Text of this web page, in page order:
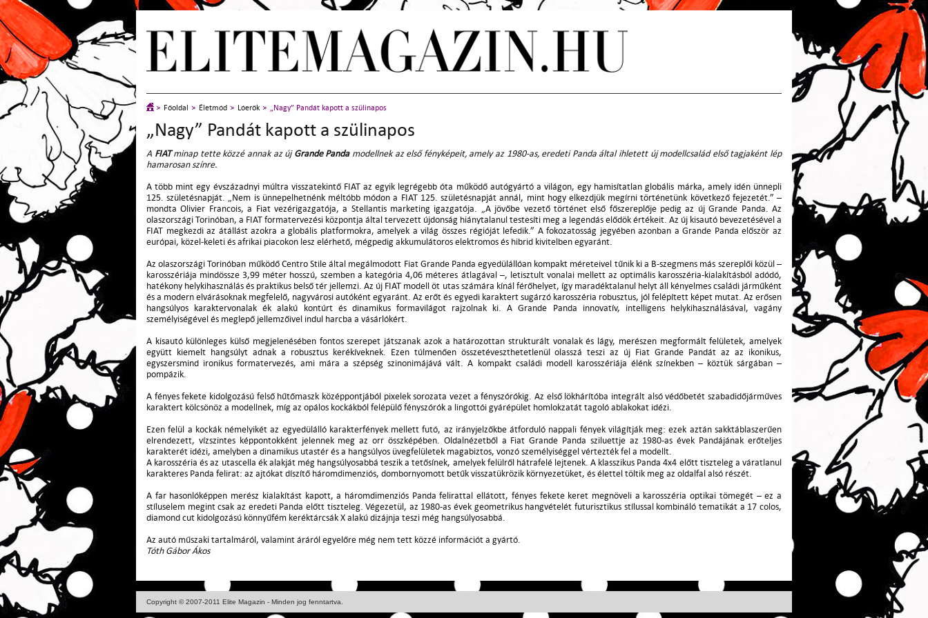
Főoldal Életmód Lóerők „Nagy” Pandát kapott a szülinapos
„Nagy” Pandát kapott a szülinapos
A FIATminap tette közzé annak az új Grande Pandamodellnek az első fényképeit, amely az 1980-as, eredeti Panda által ihletett új modellcsalád első tagjaként lép
hamarosan színre.
A több mint egy évszázadnyi múltra visszatekintő FIAT az egyik legrégebb óta működő autógyártó a világon, egy hamisítatlan globális márka, amely idén ünnepli
125. születésnapját. „Nem is ünnepelhetnénk méltóbb módon a FIAT 125. születésnapját annál, mint hogy elkezdjük megírni történetünk következő fejezetét.” –
mondta Olivier Francois, a Fiat vezérigazgatója, a Stellantis marketing igazgatója. „A jövőbe vezető történet első főszereplője pedig az új Grande Panda. Az
olaszországi Torinóban, a FIAT formatervezési központja által tervezett újdonság hiánytalanul testesíti meg a legendás elődök értékeit. Az új kisautó bevezetésével a
FIAT megkezdi az átállást azokra a globális platformokra, amelyek a világ összes régióját lefedik.” A fokozatosság jegyében azonban a Grande Panda először az
európai, közel-keleti és afrikai piacokon lesz elérhető, mégpedig akkumulátoros elektromos és hibrid kivitelben egyaránt.
Az olaszországi Torinóban működő Centro Stile által megálmodott Fiat Grande Panda egyedülállóan kompakt méreteivel tűnik ki a B-szegmens más szereplői közül –
karosszériája mindössze 3,99 méter hosszú, szemben a kategória 4,06 méteres átlagával –, letisztult vonalai mellett az optimális karosszéria-kialakításból adódó,
hatékony helykihasználás és praktikus belső tér jellemzi. Az új FIAT modell öt utas számára kínál férőhelyet, így maradéktalanul helyt áll kényelmes családi járműként
és a modern elvárásoknak megfelelő, nagyvárosi autóként egyaránt. Az erőt és egyedi karaktert sugárzó karosszéria robusztus, jól felépített képet mutat. Az erősen
hangsúlyos karaktervonalak ék alakú kontúrt és dinamikus formavilágot rajzolnak ki. A Grande Panda innovatív, intelligens helykihasználásával, vagány
személyiségével és meglepő jellemzőivel indul harcba a vásárlókért.
A kisautó különleges külső megjelenésében fontos szerepet játszanak azok a határozottan strukturált vonalak és lágy, merészen megformált felületek, amelyek
együtt kiemelt hangsúlyt adnak a robusztus kerékíveknek. Ezen túlmenően összetéveszthetetlenül olasszá teszi az új Fiat Grande Pandát az az ikonikus,
egyszersmind ironikus formatervezés, ami mára a szépség szinonimájává vált. A kompakt családi modell karosszériája élénk színekben – köztük sárgában –
pompázik.
A fényes fekete kidolgozású felső hűtőmaszk középpontjából pixelek sorozata vezet a fényszórókig. Az első lökhárítóba integrált alsó védőbetét szabadidőjárműves
karaktert kölcsönöz a modellnek, míg az opálos kockákból felépülő fényszórók a lingottói gyárépület homlokzatát tagoló ablakokat idézi.
Ezen felül a kockák némelyikét az egyedülálló karakterfények mellett futó, az irányjelzőkbe átforduló nappali fények világítják meg: ezek aztán sakktáblaszerűen
elrendezett, vízszintes képpontokként jelennek meg az orr összképében. Oldalnézetből a Fiat Grande Panda sziluettje az 1980-as évek Pandájának erőteljes
karakterét idézi, amelyben a dinamikus utastér és a hangsúlyos üvegfelületek magabiztos, vonzó személyiséggel vértezték fel a modellt.
A karosszéria és az utascella ék alakját még hangsúlyosabbá teszik a tetősínek, amelyek felülről hátrafelé lejtenek. A klasszikus Panda 4x4 előtt tiszteleg a váratlanul
karakteres Panda felirat: az ajtókat díszítő háromdimenziós, dombornyomott betűk visszatükrözik környezetüket, és élettel töltik meg az oldalfal alsó részét.
A far hasonlóképpen merész kialakítást kapott, a háromdimenziós Panda felirattal ellátott, fényes fekete keret megnöveli a karosszéria optikai tömegét – ez a
stíluselem megint csak az eredeti Panda előtt tiszteleg. Végezetül, az 1980-as évek geometrikus hangvételét futurisztikus stílussal kombináló tematikát a 17 colos,
diamond cut kidolgozású könnyűfém keréktárcsák X alakú dizájnja teszi még hangsúlyosabbá.
Az autó műszaki tartalmáról, valamint áráról egyelőre még nem tett közzé információt a gyártó.
Tóth Gábor Ákos
Copyright © 2007-2011 Elite Magazin - Minden jog fenntartva.